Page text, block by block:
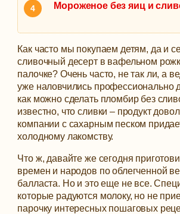
Мороженое без яиц и
Как часто мы покупаем детям, да и
сливочный десерт в вафельном
палочке? Очень часто, не так ли, а
уже наловчились профессионально
как можно сделать пломбир без
известно, что сливки – продукт
компании с сахарным песком
холодному лакомству.
Что ж, давайте же сегодня
времен и народов по облегченной
балласта. Но и это еще не все.
которые радуются молоку, но не
парочку интересных пошаговых